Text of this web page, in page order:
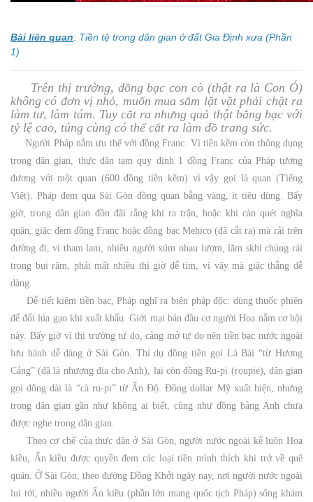
Bài liên quan: Tiền tệ trong dân gian ở đất Gia Định xưa (Phần
1)
Trên thị trường, đồng bạc con cò (thật ra là Con Ó)
không có đơn vị nhỏ, muốn mua sắm lặt vặt phải chặt ra
làm tư, làm tám. Tuy cắt ra nhưng quả thật bằng bạc với
tỷ lệ cao, túng cùng có thể cắt ra làm đồ trang sức.
Người Pháp nắm ưu thế với đồng Franc. Vì tiền kẽm còn thông dụng
trong dân gian, thực dân tạm quy định 1 đồng Franc của Pháp tương
đương với một quan (600 đồng tiền kẽm) vì vậy gọi là quan (Tiếng
Việt). Pháp đem qua Sài Gòn đồng quan bằng vàng, ít tiêu dùng. Bấy
giờ, trong dân gian đồn đãi rằng khi ra trận, hoặc khi càn quét nghĩa
quân, giặc đem đồng Franc hoặc đồng bạc Mehico (đã cắt ra) mà rải trên
đường đi, vì tham lam, nhiều người xúm nhau lượm, lăm skhi chúng rải
trong bụi rậm, phải mất nhiều thì giờ để tìm, vì vậy mà giặc thắng dễ
dàng.
Để tiết kiệm tiền bạc, Pháp nghĩ ra biện pháp độc: dùng thuốc phiện
để đổi lúa gạo khi xuất khẩu. Giới mại bản đầu cơ người Hoa nắm cơ hội
này. Bấy giờ vì thị trường tự do, cảng mở tự do nên tiền bạc nước ngoài
lưu hành dễ dàng ở Sài Gòn. Thí dụ đồng tiền gọi Lá Bài “từ Hương
Cảng” (đã là nhượng địa cho Anh), lại còn đồng Ru-pi (roupie), dân gian
gọi dông dài là “cà ru-pi” từ Ấn Độ. Đồng dollar Mỹ xuất hiện, nhưng
trong dân gian gần như không ai biết, cũng như đồng bảng Anh chưa
được nghe trong dân gian.
Theo cơ chế của thực dân ở Sài Gòn, người nước ngoài kể luôn Hoa
kiều, Ấn kiều được quyền đem các loại tiền mình thích khi trở về quê
quán. Ở Sài Gòn, theo đường Đồng Khởi ngày nay, nơi người nước ngoài
lui tới, nhiều người Ấn kiều (phần lớn mang quốc tịch Pháp) sống khám